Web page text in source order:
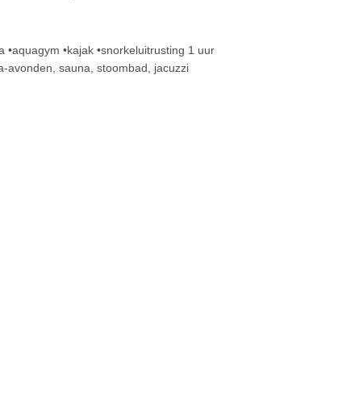
•kajak •snorkeluitrusting 1 uur
avonden, sauna, stoombad, jacuzzi